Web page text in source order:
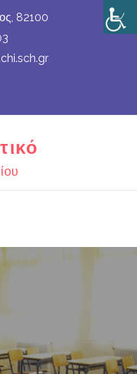
82100